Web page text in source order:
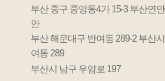
부산 중구 중앙동4가 15-3 부산연
안
부산 해운대구 반여동 289-2 부산
여동 289
부산시 남구 우암로 197